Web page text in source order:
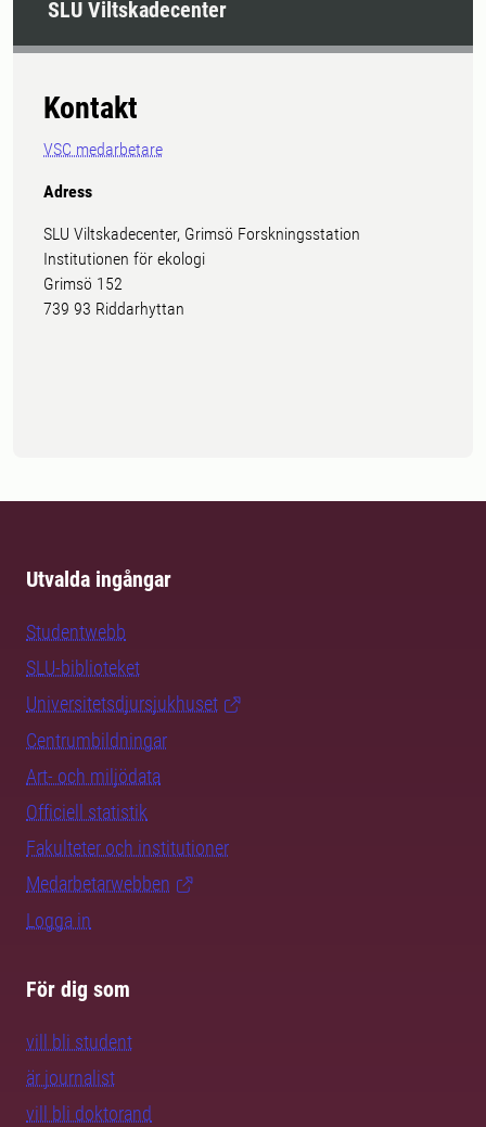
SLU Viltskadecenter
Kontakt
VSC medarbetare
Adress
SLU Viltskadecenter, Grimsö Forskningsstation
Institutionen för ekologi
Grimsö 152
739 93 Riddarhyttan
Utvalda ingångar
Studentwebb
SLU-biblioteket
Universitetsdjursjukhuset
Centrumbildningar
Art- och miljödata
Officiell statistik
Fakulteter och institutioner
Medarbetarwebben
Logga in
För dig som
vill bli student
är journalist
vill bli doktorand